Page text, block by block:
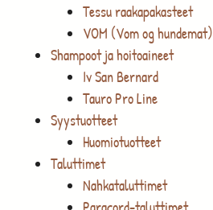
Tessu raakapakasteet
VOM (Vom og hundemat)
Shampoot ja hoitoaineet
Iv San Bernard
Tauro Pro Line
Syystuotteet
Huomiotuotteet
Taluttimet
Nahkataluttimet